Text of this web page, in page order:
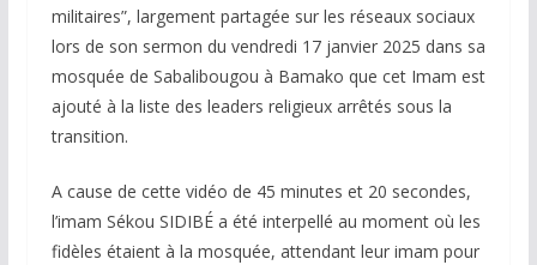
militaires”, largement partagée sur les réseaux sociaux
lors de son sermon du vendredi 17 janvier 2025 dans sa
mosquée de Sabalibougou à Bamako que cet Imam est
ajouté à la liste des leaders religieux arrêtés sous la
transition.
A cause de cette vidéo de 45 minutes et 20 secondes,
l’imam Sékou SIDIBÉ a été interpellé au moment où les
fidèles étaient à la mosquée, attendant leur imam pour